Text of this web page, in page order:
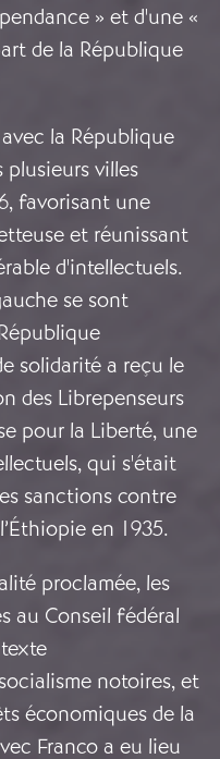
» et d'une «
de la République
la République
plusieurs villes
favorisant une
et réunissant
d'intellectuels.
se sont
solidarité a reçu le
des Librepenseurs
pour la Liberté, une
qui s'était
sanctions contre
en 1935.
proclamée, les
au Conseil fédéral
notoires, et
économiques de la
Franco a eu lieu